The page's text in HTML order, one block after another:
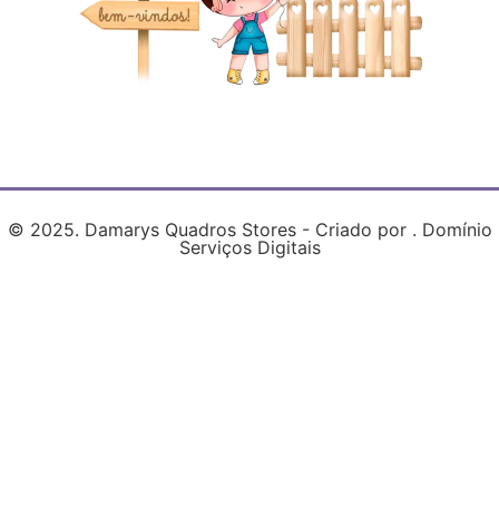
© 2025. Damarys Quadros Stores - Criado por . Domínio
Serviços Digitais